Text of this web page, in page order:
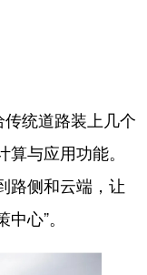
统道路装上几个
与应用功能。
路侧和云端，让
心”。